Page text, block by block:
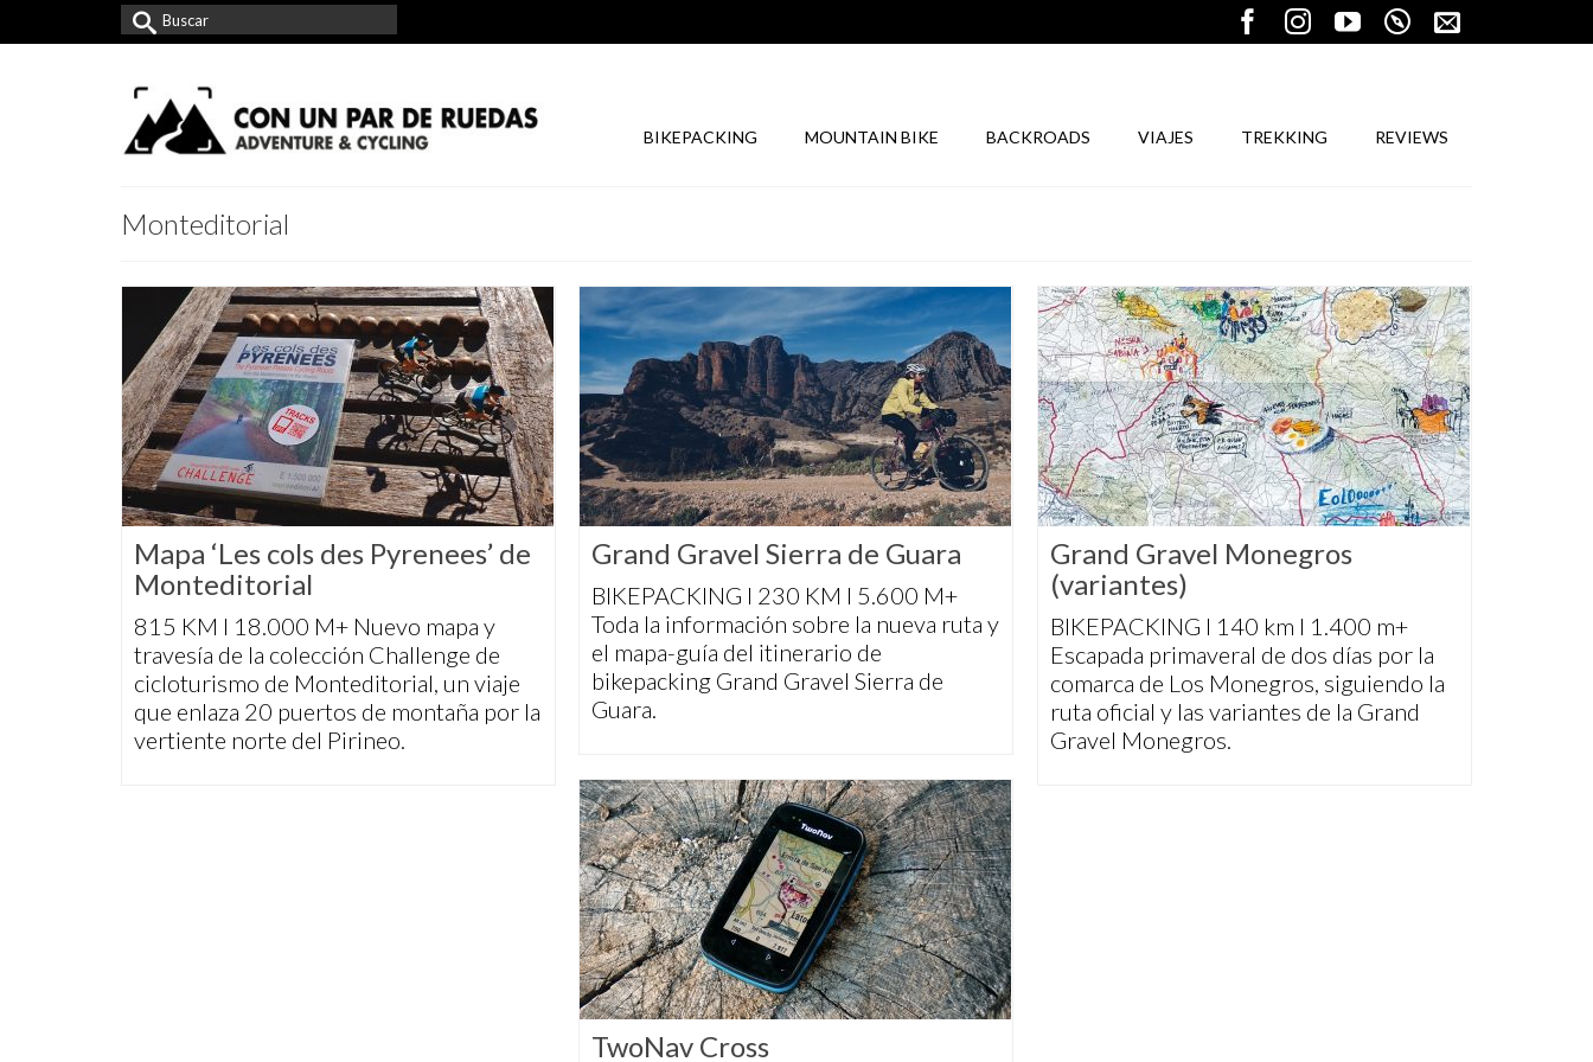
Buscar
por:
BIKEPACKING MOUNTAIN BIKE BACKROADS VIAJES TREKKING REVIEWS
Monteditorial
Mapa ‘Les cols des Pyrenees’ de
Monteditorial
815 KM I 18.000 M+ Nuevo mapa y
travesía de la colección Challenge de
cicloturismo de Monteditorial, un viaje
que enlaza 20 puertos de montaña por la
vertiente norte del Pirineo.
Grand Gravel Sierra de Guara
BIKEPACKING I 230 KM I 5.600 M+
Toda la información sobre la nueva ruta y
el mapa-guía del itinerario de
bikepacking Grand Gravel Sierra de
Guara.
Grand Gravel Monegros
(variantes)
BIKEPACKING I 140 km I 1.400 m+
Escapada primaveral de dos días por la
comarca de Los Monegros, siguiendo la
ruta oficial y las variantes de la Grand
Gravel Monegros.
TwoNav Cross